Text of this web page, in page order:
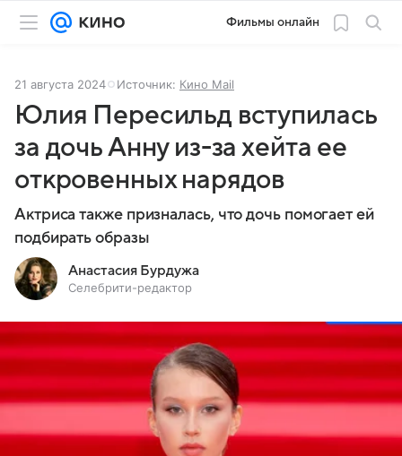
Фильмы онлайн
21 августа 2024 Источник: Кино Mail
Юлия Пересильд вступилась
за дочь Анну из-за хейта ее
откровенных нарядов
Актриса также призналась, что дочь помогает ей
подбирать образы
Анастасия Бурдужа
Селебрити-редактор